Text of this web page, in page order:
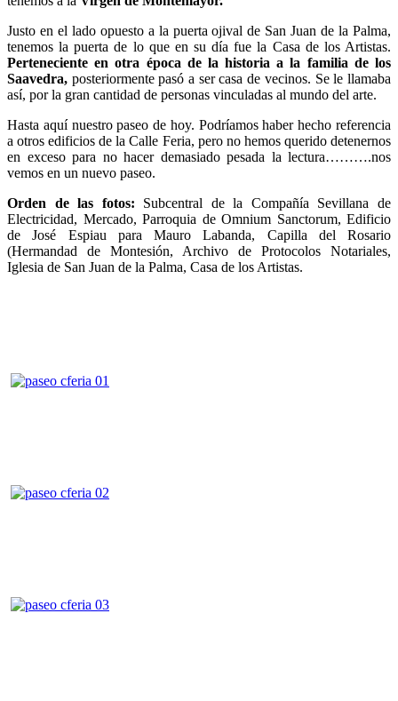
Justo en el lado opuesto a la puerta ojival de San Juan de la Palma,
tenemos la puerta de lo que en su día fue la Casa de los Artistas.
Perteneciente en otra época de la historia a la familia de los
Saavedra, posteriormente pasó a ser casa de vecinos. Se le llamaba
así, por la gran cantidad de personas vinculadas al mundo del arte.
Hasta aquí nuestro paseo de hoy. Podríamos haber hecho referencia
a otros edificios de la Calle Feria, pero no hemos querido detenernos
en exceso para no hacer demasiado pesada la lectura……….nos
vemos en un nuevo paseo.
Orden de las fotos: Subcentral de la Compañía Sevillana de
Electricidad, Mercado, Parroquia de Omnium Sanctorum, Edificio
de José Espiau para Mauro Labanda, Capilla del Rosario
(Hermandad de Montesión, Archivo de Protocolos Notariales,
Iglesia de San Juan de la Palma, Casa de los Artistas.